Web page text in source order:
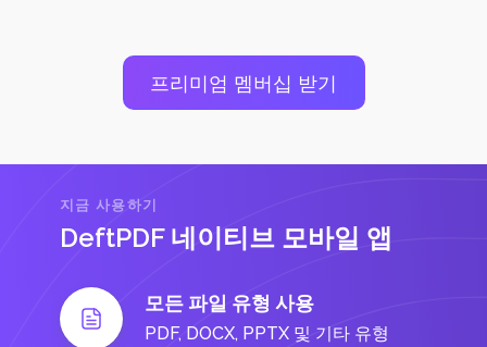
프리미엄 멤버십 받기
지금 사용하기
DeftPDF 네이티브 모바일 앱
모든 파일 유형 사용
PDF, DOCX, PPTX 및 기타 유형